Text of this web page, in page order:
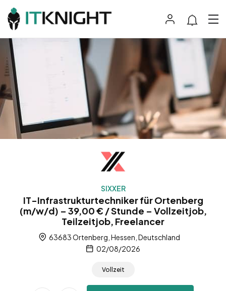
SIXXER
IT-Infrastrukturtechniker für Ortenberg
(m/w/d) – 39,00 € / Stunde – Vollzeitjob,
Teilzeitjob, Freelancer
63683 Ortenberg, Hessen, Deutschland
02/08/2026
Vollzeit